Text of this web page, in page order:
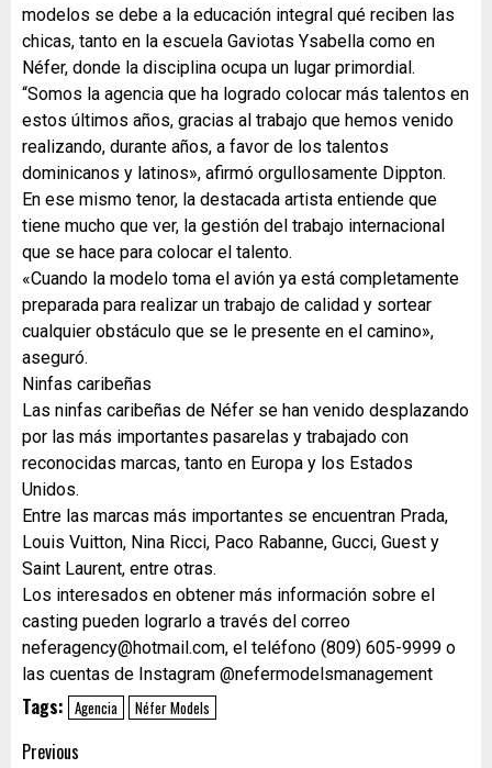
modelos se debe a la educación integral qué reciben las
chicas, tanto en la escuela Gaviotas Ysabella como en
Néfer, donde la disciplina ocupa un lugar primordial.
“Somos la agencia que ha logrado colocar más talentos en
estos últimos años, gracias al trabajo que hemos venido
realizando, durante años, a favor de los talentos
dominicanos y latinos», afirmó orgullosamente Dippton.
En ese mismo tenor, la destacada artista entiende que
tiene mucho que ver, la gestión del trabajo internacional
que se hace para colocar el talento.
«Cuando la modelo toma el avión ya está completamente
preparada para realizar un trabajo de calidad y sortear
cualquier obstáculo que se le presente en el camino»,
aseguró.
Ninfas caribeñas
Las ninfas caribeñas de Néfer se han venido desplazando
por las más importantes pasarelas y trabajado con
reconocidas marcas, tanto en Europa y los Estados
Unidos.
Entre las marcas más importantes se encuentran Prada,
Louis Vuitton, Nina Ricci, Paco Rabanne, Gucci, Guest y
Saint Laurent, entre otras.
Los interesados en obtener más información sobre el
casting pueden lograrlo a través del correo
neferagency@hotmail.com, el teléfono (809) 605-9999 o
las cuentas de Instagram @nefermodelsmanagement
Tags: Agencia Néfer Models
Previous